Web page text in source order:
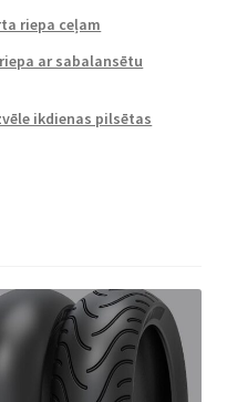
riepa ceļam
ar sabalansētu
ikdienas pilsētas